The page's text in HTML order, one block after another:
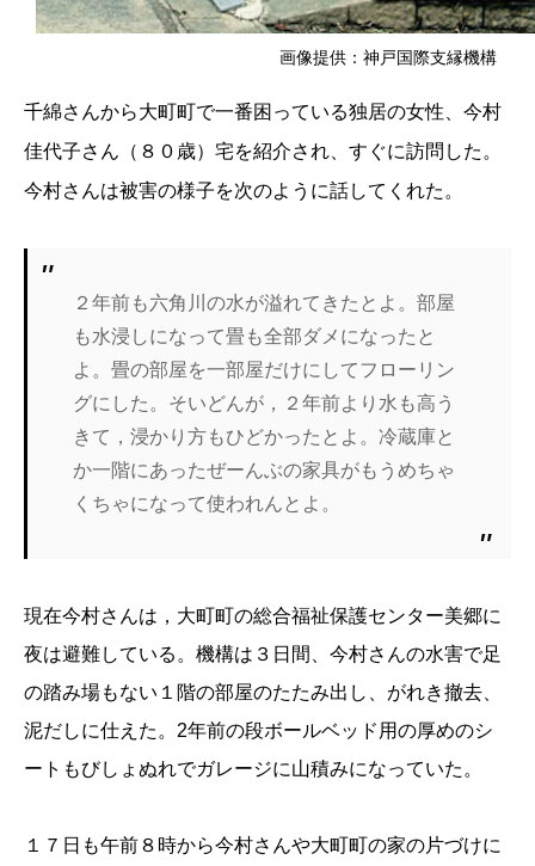
画像提供：神戸国際支縁機構
千綿さんから大町町で一番困っている独居の女性、今村
佳代子さん（８０歳）宅を紹介され、すぐに訪問した。
今村さんは被害の様子を次のように話してくれた。
２年前も六角川の水が溢れてきたとよ。部屋
も水浸しになって畳も全部ダメになったと
よ。畳の部屋を一部屋だけにしてフローリン
グにした。そいどんが，２年前より水も高う
きて，浸かり方もひどかったとよ。冷蔵庫と
か一階にあったぜーんぶの家具がもうめちゃ
くちゃになって使われんとよ。
現在今村さんは，大町町の総合福祉保護センター美郷に
夜は避難している。機構は３日間、今村さんの水害で足
の踏み場もない１階の部屋のたたみ出し、がれき撤去、
泥だしに仕えた。2年前の段ボールベッド用の厚めのシ
ートもびしょぬれでガレージに山積みになっていた。
１７日も午前８時から今村さんや大町町の家の片づけに